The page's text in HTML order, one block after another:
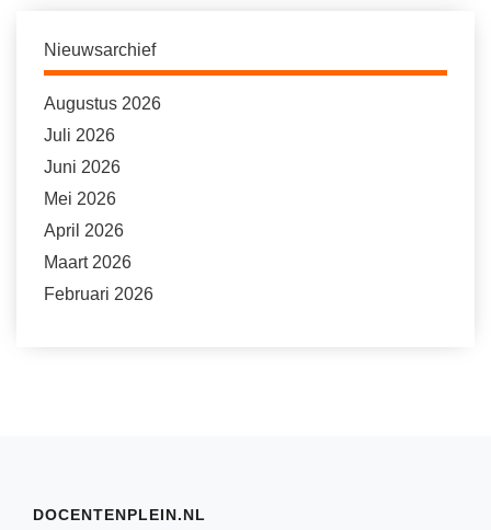
Nieuwsarchief
Augustus 2026
Juli 2026
Juni 2026
Mei 2026
April 2026
Maart 2026
Februari 2026
DOCENTENPLEIN.NL